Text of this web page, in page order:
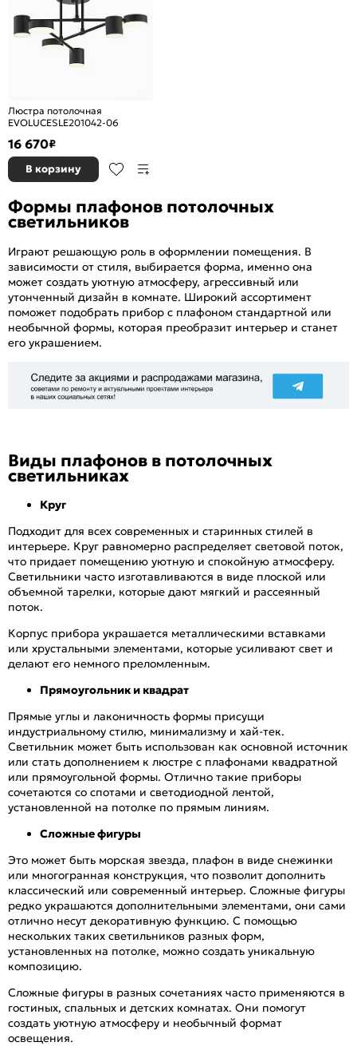
Люстра потолочная
EVOLUCESLE201042-06
16 670₽
В корзину
Формы плафонов потолочных
светильников
Играют решающую роль в оформлении помещения. В
зависимости от стиля, выбирается форма, именно она
может создать уютную атмосферу, агрессивный или
утонченный дизайн в комнате. Широкий ассортимент
поможет подобрать прибор с плафоном стандартной или
необычной формы, которая преобразит интерьер и станет
его украшением.
Виды плафонов в потолочных
светильниках
Круг
Подходит для всех современных и старинных стилей в
интерьере. Круг равномерно распределяет световой поток,
что придает помещению уютную и спокойную атмосферу.
Светильники часто изготавливаются в виде плоской или
объемной тарелки, которые дают мягкий и рассеянный
поток.
Корпус прибора украшается металлическими вставками
или хрустальными элементами, которые усиливают свет и
делают его немного преломленным.
Прямоугольник и квадрат
Прямые углы и лаконичность формы присущи
индустриальному стилю, минимализму и хай-тек.
Светильник может быть использован как основной источник
или стать дополнением к люстре с плафонами квадратной
или прямоугольной формы. Отлично такие приборы
сочетаются со спотами и светодиодной лентой,
установленной на потолке по прямым линиям.
Сложные фигуры
Это может быть морская звезда, плафон в виде снежинки
или многогранная конструкция, что позволит дополнить
классический или современный интерьер. Сложные фигуры
редко украшаются дополнительными элементами, они сами
отлично несут декоративную функцию. С помощью
нескольких таких светильников разных форм,
установленных на потолке, можно создать уникальную
композицию.
Сложные фигуры в разных сочетаниях часто применяются в
гостиных, спальных и детских комнатах. Они помогут
создать уютную атмосферу и необычный формат
освещения.